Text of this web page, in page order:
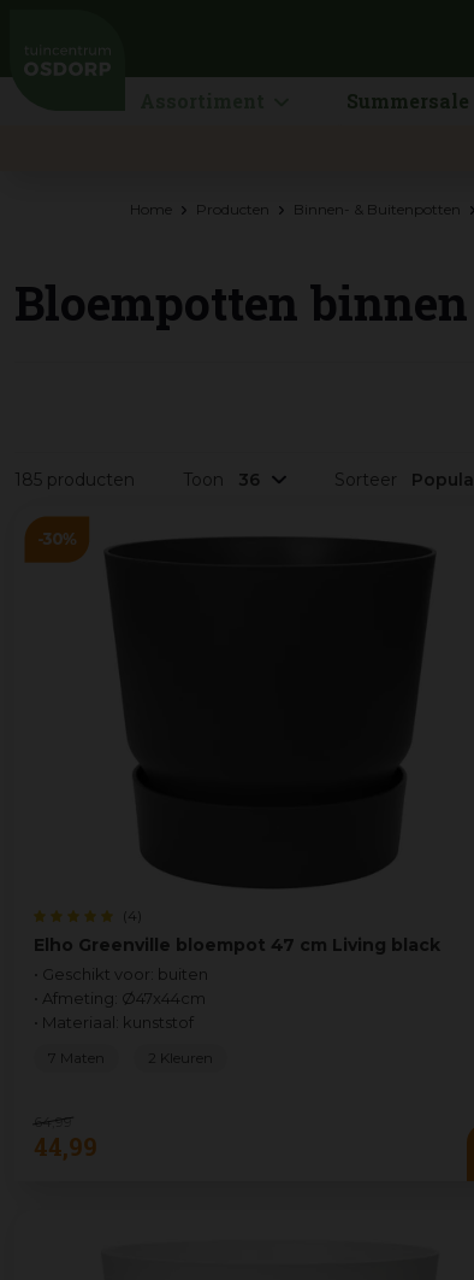
Home Producten Binnen- & Buitenpotten
Summersale
Bloempotten
185 producten Toon Sorteer
Elho Greenville bloempot 47 cm Living black
(4)
• Geschikt voor: buiten
• Afmeting: Ø47x44cm
• Materiaal: kunststof
64 99
44,99
7 Maten 2 Kleuren